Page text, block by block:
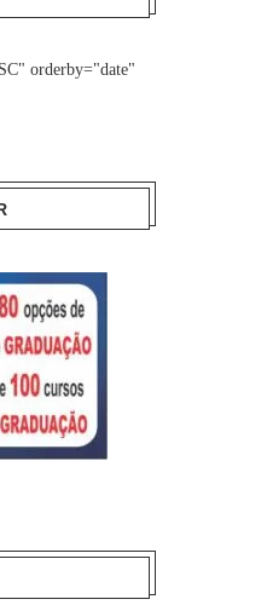
orderby="date"